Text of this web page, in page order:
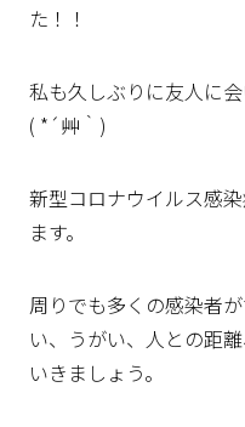
た！！
私も久しぶりに友人に
( *´艸｀)
新型コロナウイルス感
ます。
周りでも多くの感染者
い、うがい、人との距
いきましょう。